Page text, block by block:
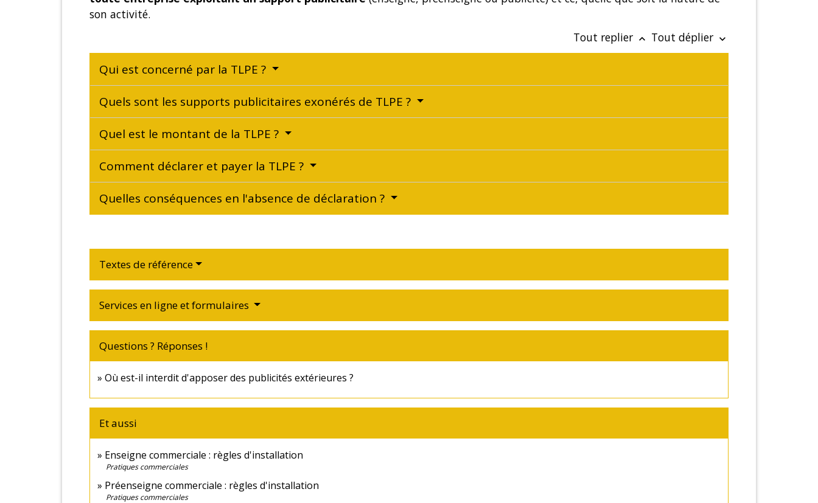
son activité.
Tout replier keyboard_arrow_up Tout déplier keyboard_arrow_down
Qui est concerné par la TLPE ?
Quels sont les supports publicitaires exonérés de TLPE ?
Quel est le montant de la TLPE ?
Comment déclarer et payer la TLPE ?
Quelles conséquences en l'absence de déclaration ?
Textes de référence
Services en ligne et formulaires
Questions ? Réponses !
Où est-il interdit d'apposer des publicités extérieures ?
Et aussi
Enseigne commerciale : règles d'installation
Pratiques commerciales
Préenseigne commerciale : règles d'installation
Pratiques commerciales